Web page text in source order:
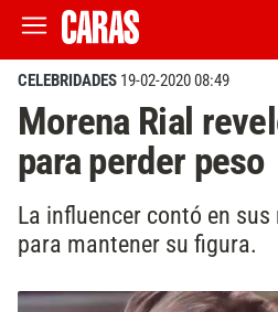
CELEBRIDADES 19-02-2020 08:49
Morena Rial
para perder peso
La influencer contó en
para mantener su figura.